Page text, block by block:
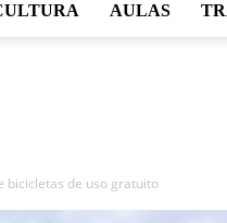
AULAS
bicicletas de uso gratuito